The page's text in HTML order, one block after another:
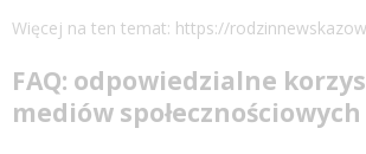
Więcej na ten temat: https://
FAQ: odpowiedzialne
mediów społecznościowych